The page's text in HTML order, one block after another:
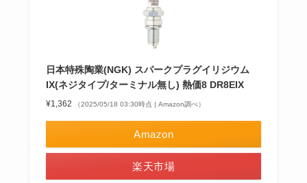
日本特殊陶業(NGK) スパークプラグイリジウム
IX(ネジタイプ/ターミナル無し) 熱価8 DR8EIX
¥1,362 （2025/05/18 03:30時点 | Amazon調べ）
Amazon
楽天市場